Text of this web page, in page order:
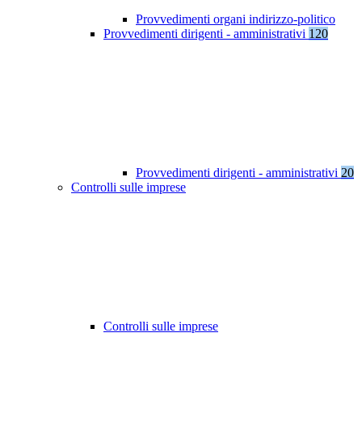
Provvedimenti organi indirizzo-politico
Provvedimenti dirigenti - amministrativi 120
Provvedimenti dirigenti - amministrativi 20
Controlli sulle imprese
Controlli sulle imprese